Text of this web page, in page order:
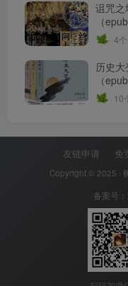
诅咒
（
4
历史
（
10
友链申请 免
Copyright © 2025 ·
备案号：